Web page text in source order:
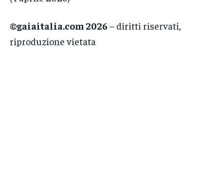
©gaiaitalia.com 2026 – diritti riservati,
riproduzione vietata